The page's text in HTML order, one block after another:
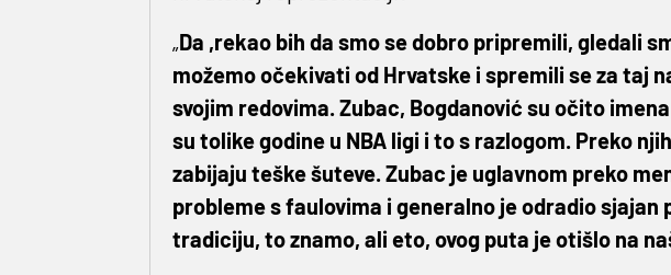
„Da ,rekao bih da smo se dobro pripremili, gledali
možemo očekivati od Hrvatske i spremili se za taj
svojim redovima. Zubac, Bogdanović su očito
su tolike godine u NBA ligi i to s razlogom. Preko
zabijaju teške šuteve. Zubac je uglavnom preko
probleme s faulovima i generalno je odradio
tradiciju, to znamo, ali eto, ovog puta je otišlo na